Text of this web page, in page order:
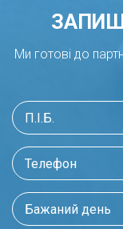
Ми готові до